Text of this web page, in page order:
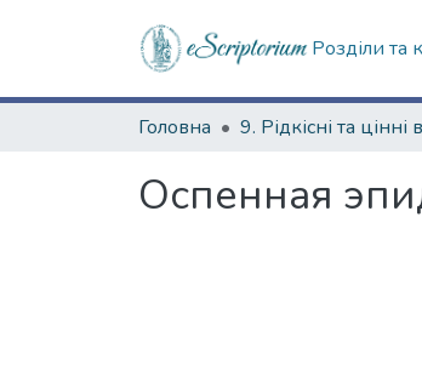
Розділи та
Головна
Оспенная